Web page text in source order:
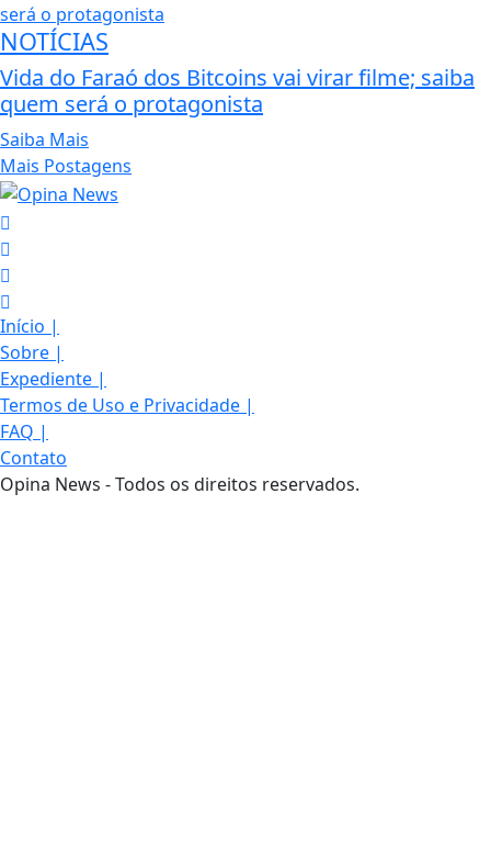
NOTÍCIAS
Vida do Faraó dos Bitcoins vai virar filme; saiba
quem será o protagonista
Saiba Mais
Mais Postagens
Início |
Sobre |
Expediente |
Termos de Uso e Privacidade |
FAQ |
Contato
Opina News - Todos os direitos reservados.